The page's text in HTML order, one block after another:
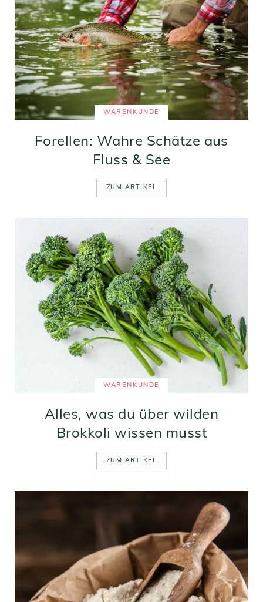
WARENKUNDE
Forellen: Wahre Schätze aus
Fluss & See
ZUM ARTIKEL
WARENKUNDE
Alles, was du über wilden
Brokkoli wissen musst
ZUM ARTIKEL